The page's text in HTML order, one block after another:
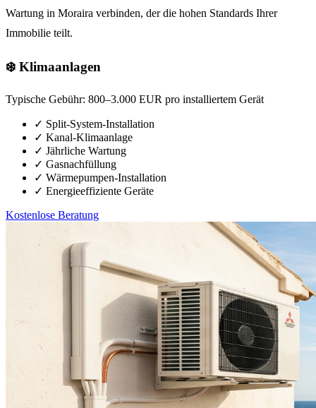
Wartung in Moraira verbinden, der die hohen Standards Ihrer
Immobilie teilt.
❄️ Klimaanlagen
Typische Gebühr: 800–3.000 EUR pro installiertem Gerät
✓ Split-System-Installation
✓ Kanal-Klimaanlage
✓ Jährliche Wartung
✓ Gasnachfüllung
✓ Wärmepumpen-Installation
✓ Energieeffiziente Geräte
Kostenlose Beratung